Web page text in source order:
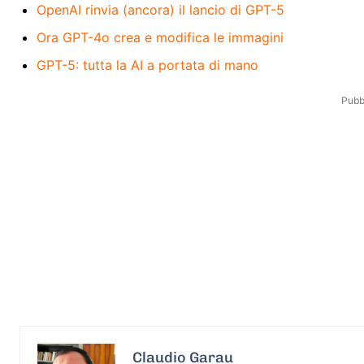
OpenAI rinvia (ancora) il lancio di GPT-5
Ora GPT-4o crea e modifica le immagini
GPT-5: tutta la AI a portata di mano
Claudio Garau